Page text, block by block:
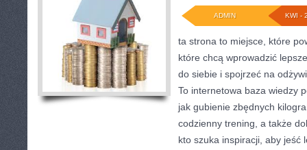
KWI -
ADMIN
ta strona to miejsce, które
które chcą wprowadzić
do siebie i spojrzeć na
To internetowa baza wiedzy
jak gubienie zbędnych
codzienny trening, a także
kto szuka inspiracji, aby jeść